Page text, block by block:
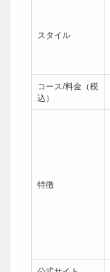
スタイル
コース/料金（税
込）
特徴